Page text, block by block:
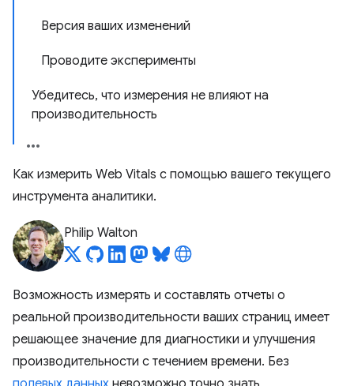
Версия ваших изменений
Проводите эксперименты
Убедитесь, что измерения не влияют на
производительность
Как измерить Web Vitals с помощью вашего текущего
инструмента аналитики.
Philip Walton
Возможность измерять и составлять отчеты о
реальной производительности ваших страниц имеет
решающее значение для диагностики и улучшения
производительности с течением времени. Без